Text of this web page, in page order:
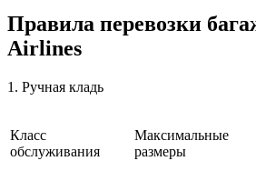
Правила перевозки
Airlines
1. Ручная кладь
Класс
обслуживания
Максимальные
размеры